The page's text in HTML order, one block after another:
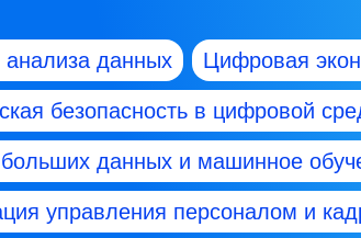
данных Цифровая
безопасность в цифровой
данных и машинное
управления персоналом и